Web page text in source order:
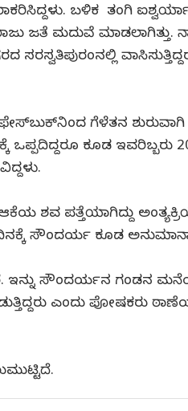
ಬಳಿಕ ತಂಗಿ
ಜತೆ ಮದುವೆ ಮಾಡಲಾಗಿತ್ತು.
ಗೆಳೆತನ ಶುರುವಾಗಿ
ಒಪ್ಪದಿದ್ದರೂ ಕೂಡ ಇವರಿಬ್ಬರು
ಶವ ಪತ್ತೆಯಾಗಿದ್ದು
ಸೌಂದರ್ಯ ಕೂಡ
ಇನ್ನು ಸೌಂದರ್ಯನ ಗಂಡನ
ಎಂದು ಪೋಷಕರು